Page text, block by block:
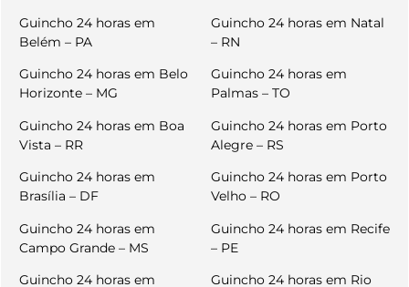
Guincho 24 horas em
Belém – PA
Guincho 24 horas em Belo
Horizonte – MG
Guincho 24 horas em Boa
Vista – RR
Guincho 24 horas em
Brasília – DF
Guincho 24 horas em
Campo Grande – MS
Guincho 24 horas em
Guincho 24 horas em Natal
– RN
Guincho 24 horas em
Palmas – TO
Guincho 24 horas em Porto
Alegre – RS
Guincho 24 horas em Porto
Velho – RO
Guincho 24 horas em Recife
– PE
Guincho 24 horas em Rio